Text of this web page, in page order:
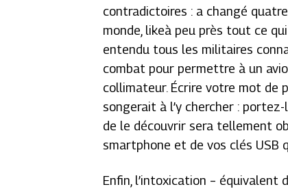
contradictoires : a changé
monde, likeà peu près tout ce
entendu tous les militaires
combat pour permettre à un
collimateur. Écrire votre mot de
songerait à l’y chercher :
de le découvrir sera tellement
smartphone et de vos clés USB
Enfin, l’intoxication – équivalent